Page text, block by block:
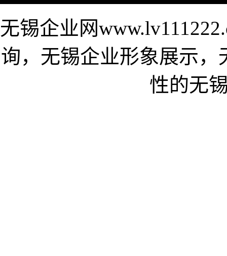
无锡企业网
询，无锡企业形象展示
性的无